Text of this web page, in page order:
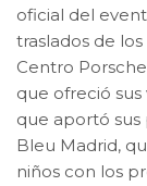
oficial del
traslados de
Centro
que ofreció sus
que aportó sus
Bleu Madrid,
niños con los